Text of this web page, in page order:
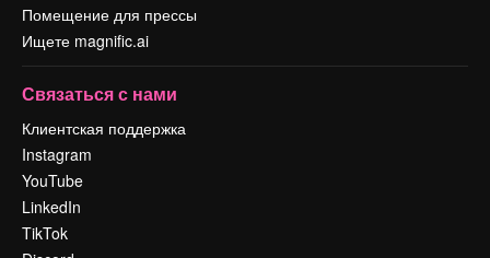
Помещение для прессы
Ищете magnific.ai
Связаться с нами
Клиентская поддержка
Instagram
YouTube
LinkedIn
TikTok